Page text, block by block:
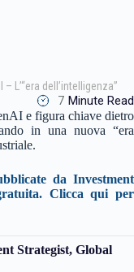
– L’“era dell’intelligenza”
7 Minute Read
e figura chiave dietro
in una nuova “era
da Investment
Clicca qui per
Strategist, Global